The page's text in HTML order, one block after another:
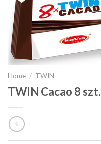
Home / TWIN
TWIN Cacao 8 szt.